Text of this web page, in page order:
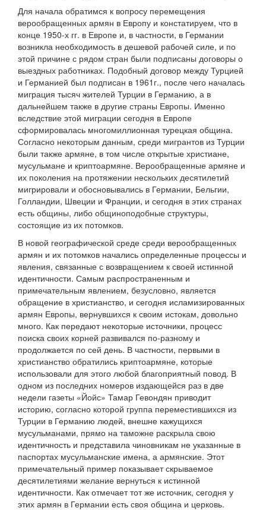
Для начала обратимся к вопросу перемещения
верообращенных армян в Европу и констатируем, что в
конце 1950-х гг. в Европе и, в частности, в Германии
возникла необходимость в дешевой рабочей силе, и по
этой причине с рядом стран были подписаны договоры о
выездных работниках. Подобный договор между Турцией
и Германией был подписан в 1961г., после чего началась
миграция тысяч жителей Турции в Германию, а в
дальнейшем также в другие страны Европы. Именно
вследствие этой миграции сегодня в Европе
сформировалась многомиллионная турецкая община.
Согласно некоторым данным, среди мигрантов из Турции
были также армяне, в том числе открытые христиане,
мусульмане и криптоармяне. Верообращенные армяне и
их поколения на протяжении нескольких десятилетий
мигрировали и обосновывались в Германии, Бельгии,
Голландии, Швеции и Франции, и сегодня в этих странах
есть общины, либо общиноподобные структуры,
состоящие из их потомков.
В новой географической среде среди верообращенных
армян и их потомков начались определенные процессы и
явления, связанные с возвращением к своей истинной
идентичности. Самым распространенным и
примечательным явлением, безусловно, является
обращение в христианство, и сегодня исламизированных
армян Европы, вернувшихся к своим истокам, довольно
много. Как передают некоторые источники, процесс
поиска своих корней развивался по-разному и
продолжается по сей день. В частности, первыми в
христианство обратились криптоармяне, которые
использовали для этого любой благоприятный повод. В
одном из последних номеров издающейся раз в две
недели газеты «Йойс» Тамар Гевондян приводит
историю, согласно которой группа переместившихся из
Турции в Германию людей, внешне кажущихся
мусульманами, прямо на таможне раскрыла свою
идентичность и представила чиновникам не указанные в
паспортах мусульманские имена, а армянские. Этот
примечательный пример показывает скрываемое
десятилетиями желание вернуться к истинной
идентичности. Как отмечает тот же источник, сегодня у
этих армян в Германии есть своя община и церковь.